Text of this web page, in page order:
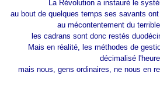
La Révolution a instauré le
au bout de quelques temps ses savants
au mécontentement du
les cadrans sont donc restés
Mais en réalité, les méthodes de
décimalisé
mais nous, gens ordinaires, ne nous en